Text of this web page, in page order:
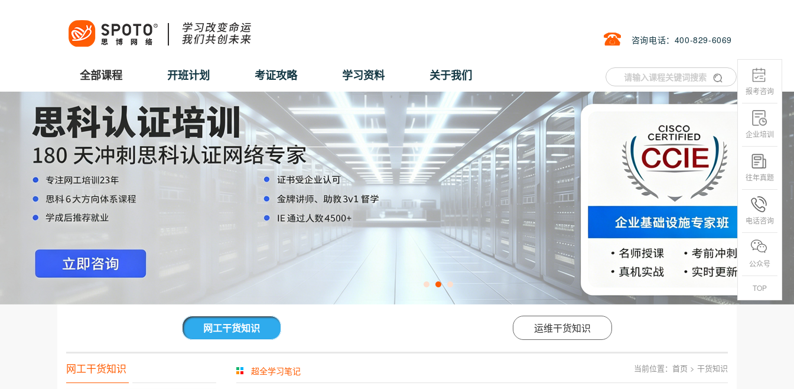
咨询电话：400-829-6069
全部课程 开班计划 考证攻略 学习资料 关于我们
网工干货知识 运维干货知识
网工干货知识 超全学习笔记 当前位置： 首页 > 干货知识
报考咨询
企业培训
往年真题
电话咨询
公众号
TOP